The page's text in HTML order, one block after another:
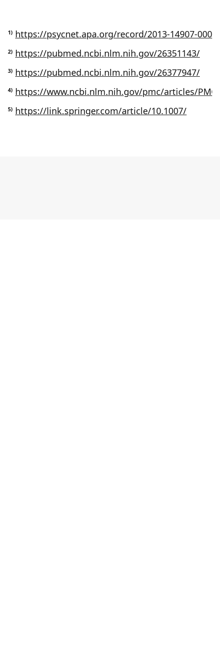
1) https://psycnet.apa.org/record/2013-14907-000
2) https://pubmed.ncbi.nlm.nih.gov/26351143/
3) https://pubmed.ncbi.nlm.nih.gov/26377947/
4) https://www.ncbi.nlm.nih.gov/pmc/articles/
5) https://link.springer.com/article/10.1007/